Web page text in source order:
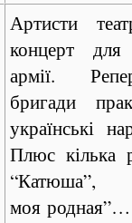
Артисти
концерт для
армії.
бригади
українські
Плюс кілька
“Катюша”,
моя родная”…